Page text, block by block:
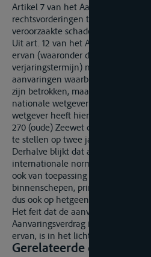
Artikel 7 van het Aanvaringsverdrag
rechtsvorderingen tot vergoeding
veroorzaakte schade verjaart twee
Uit art. 12 van het
ervan (waaronder dus het
verjaringstermijn) niet enkel van
aanvaringen waarbij schepen van
zijn betrokken, maar ook op alle
nationale wetgever worden
wetgever heeft hiervan toepassing
270 (oude) Zeewet de
te stellen op twee jaar.
Derhalve blijkt dat artikel 270
internationale norm), dat
ook van toepassing verklaard werd
binnenschepen, primeert op
dus ook op hetgeen bepaald is in
Het feit dat de aanvaring op zich
Aanvaringsverdrag is uitgesloten
ervan, is in het licht van
Gerelateerde documenten